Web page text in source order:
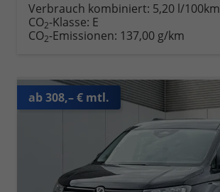
Verbrauch kombiniert: 5,20 l/100km
CO2-Klasse: E
CO2-Emissionen: 137,00 g/km
ab 308,– € mtl.